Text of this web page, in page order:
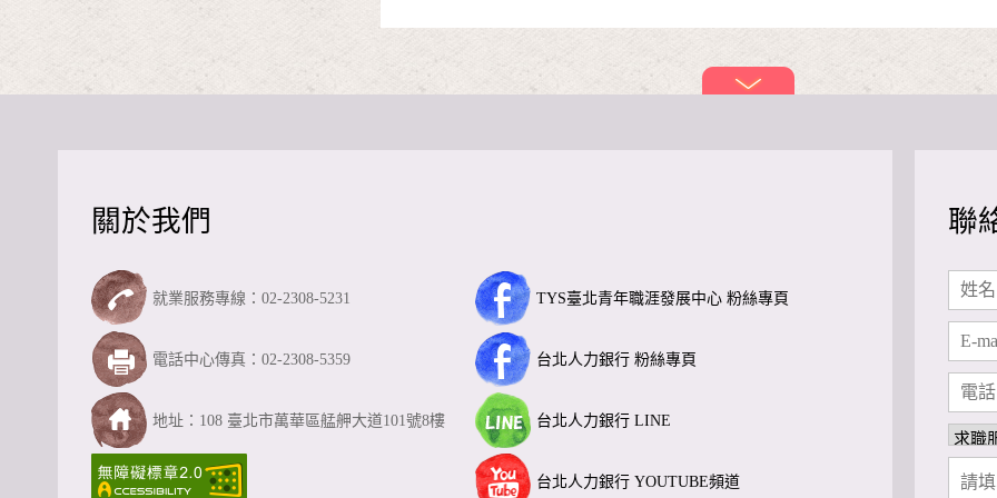
關於我們
就業服務專線：02-2308-5231 TYS臺北青年職涯發展中心 粉絲專頁
電話中心傳真：02-2308-5359 台北人力銀行 粉絲專頁
地址：108 臺北市萬華區艋舺大道101號8樓 台北人力銀行 LINE
台北人力銀行 YOUTUBE頻道
聯